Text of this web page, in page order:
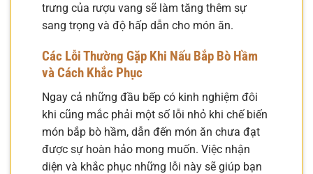
trưng của rượu vang sẽ làm tăng thêm sự
sang trọng và độ hấp dẫn cho món ăn.
Các Lỗi Thường Gặp Khi Nấu Bắp Bò Hầm
và Cách Khắc Phục
Ngay cả những đầu bếp có kinh nghiệm đôi
khi cũng mắc phải một số lỗi nhỏ khi chế biến
món bắp bò hầm, dẫn đến món ăn chưa đạt
được sự hoàn hảo mong muốn. Việc nhận
diện và khắc phục những lỗi này sẽ giúp bạn